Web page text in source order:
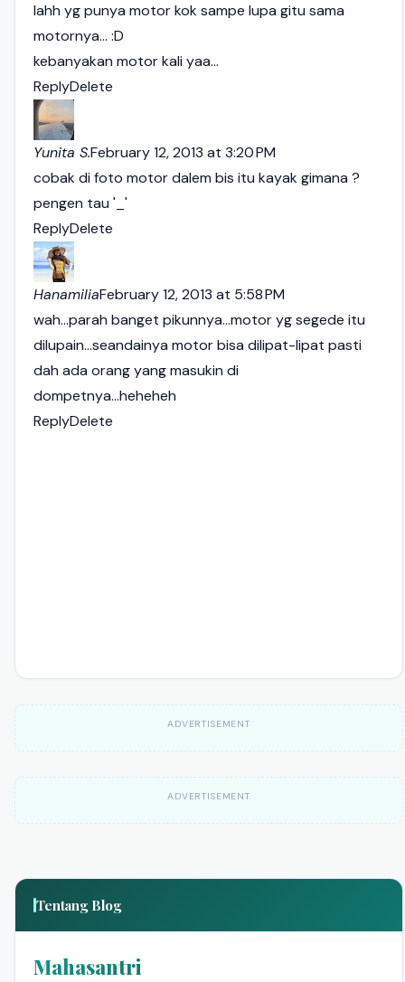
lahh yg punya motor kok sampe lupa gitu sama
motornya... :D
kebanyakan motor kali yaa...
ReplyDelete
Yunita S.February 12, 2013 at 3:20 PM
cobak di foto motor dalem bis itu kayak gimana ?
pengen tau '_'
ReplyDelete
HanamiliaFebruary 12, 2013 at 5:58 PM
wah...parah banget pikunnya...motor yg segede itu
dilupain...seandainya motor bisa dilipat-lipat pasti
dah ada orang yang masukin di
dompetnya...heheheh
ReplyDelete
ADVERTISEMENT
ADVERTISEMENT
Tentang Blog
Mahasantri